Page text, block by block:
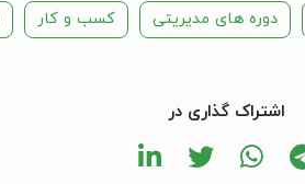
دوره های مدیریتی کسب و کار
اشتراک گذاری در